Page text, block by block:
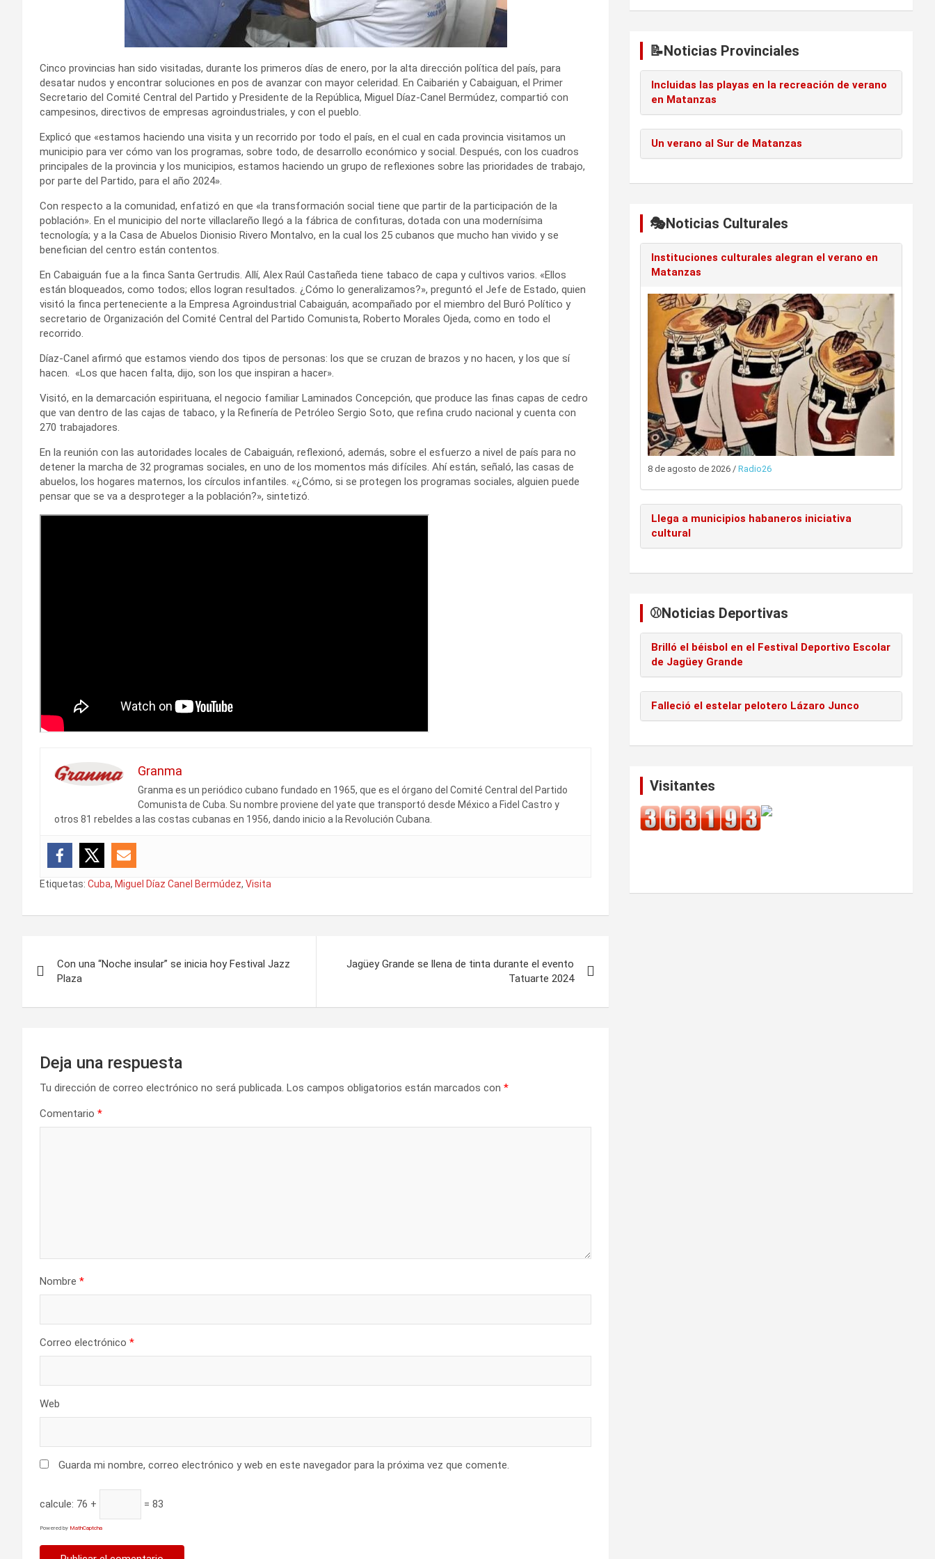
Cinco provincias han sido visitadas, durante los primeros días de enero, por la alta dirección política del país, para
desatar nudos y encontrar soluciones en pos de avanzar con mayor celeridad. En Caibarién y Cabaiguan, el Primer
Secretario del Comité Central del Partido y Presidente de la República, Miguel Díaz-Canel Bermúdez, compartió con
campesinos, directivos de empresas agroindustriales, y con el pueblo.
Explicó que «estamos haciendo una visita y un recorrido por todo el país, en el cual en cada provincia visitamos un
municipio para ver cómo van los programas, sobre todo, de desarrollo económico y social. Después, con los cuadros
principales de la provincia y los municipios, estamos haciendo un grupo de reflexiones sobre las prioridades de trabajo,
por parte del Partido, para el año 2024».
Con respecto a la comunidad, enfatizó en que «la transformación social tiene que partir de la participación de la
población». En el municipio del norte villaclareño llegó a la fábrica de confituras, dotada con una modernísima
tecnología; y a la Casa de Abuelos Dionisio Rivero Montalvo, en la cual los 25 cubanos que mucho han vivido y se
benefician del centro están contentos.
En Cabaiguán fue a la finca Santa Gertrudis. Allí, Alex Raúl Castañeda tiene tabaco de capa y cultivos varios. «Ellos
están bloqueados, como todos; ellos logran resultados. ¿Cómo lo generalizamos?», preguntó el Jefe de Estado, quien
visitó la finca perteneciente a la Empresa Agroindustrial Cabaiguán, acompañado por el miembro del Buró Político y
secretario de Organización del Comité Central del Partido Comunista, Roberto Morales Ojeda, como en todo el
recorrido.
Díaz-Canel afirmó que estamos viendo dos tipos de personas: los que se cruzan de brazos y no hacen, y los que sí
hacen. «Los que hacen falta, dijo, son los que inspiran a hacer».
Visitó, en la demarcación espirituana, el negocio familiar Laminados Concepción, que produce las finas capas de cedro
que van dentro de las cajas de tabaco, y la Refinería de Petróleo Sergio Soto, que refina crudo nacional y cuenta con
270 trabajadores.
En la reunión con las autoridades locales de Cabaiguán, reflexionó, además, sobre el esfuerzo a nivel de país para no
detener la marcha de 32 programas sociales, en uno de los momentos más difíciles. Ahí están, señaló, las casas de
abuelos, los hogares maternos, los círculos infantiles. «¿Cómo, si se protegen los programas sociales, alguien puede
pensar que se va a desproteger a la población?», sintetizó.
Granma
Granma es un periódico cubano fundado en 1965, que es el órgano del Comité Central del Partido
Comunista de Cuba. Su nombre proviene del yate que transportó desde México a Fidel Castro y
otros 81 rebeldes a las costas cubanas en 1956, dando inicio a la Revolución Cubana.
Etiquetas: Cuba, Miguel Díaz Canel Bermúdez, Visita
v
Con una “Noche insular” se inicia hoy Festival Jazz
Plaza
Jagüey Grande se llena de tinta durante el evento
Tatuarte 2024
Deja una respuesta
Tu dirección de correo electrónico no será publicada. Los campos obligatorios están marcados con *
Comentario *
Nombre *
Correo electrónico *
Web
Guarda mi nombre, correo electrónico y web en este navegador para la próxima vez que comente.
calcule: 76 + = 83
Powered by MathCaptcha
📝Noticias Provinciales
Incluidas las playas en la recreación de verano
en Matanzas
Un verano al Sur de Matanzas
🎭Noticias Culturales
Instituciones culturales alegran el verano en
Matanzas
8 de agosto de 2026 /Radio26
Llega a municipios habaneros iniciativa
cultural
⚾️Noticias Deportivas
Brilló el béisbol en el Festival Deportivo Escolar
de Jagüey Grande
Falleció el estelar pelotero Lázaro Junco
Visitantes